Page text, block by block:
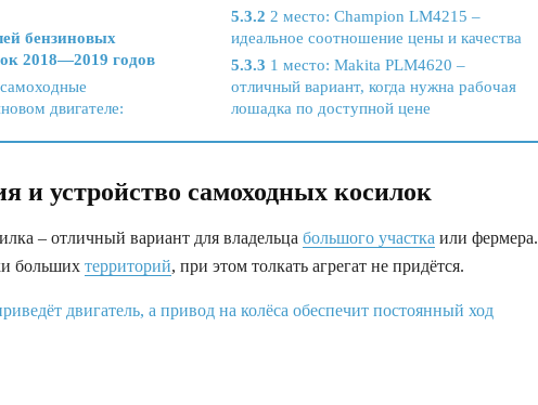
бензиновых
2018—2019 годов
двигателе:
5.3.2 2 место: Champion LM4215 –
идеальное соотношение цены и качества
5.3.3 1 место: Makita PLM4620 –
отличный вариант, когда нужна рабочая
лошадка по доступной цене
и устройство самоходных косилок
– отличный вариант для владельца большого участка или фермера.
больших территорий, при этом толкать агрегат не придётся.